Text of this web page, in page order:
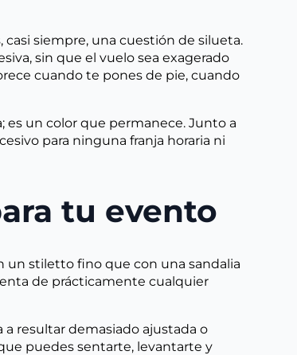
siempre, una cuestión de silueta.
sin que el vuelo sea exagerado
cuando te pones de pie, cuando
es un color que permanece. Junto a
para ninguna franja horaria ni
tu evento
un stiletto fino que con una sandalia
de prácticamente cualquier
a resultar demasiado ajustada o
puedes sentarte, levantarte y